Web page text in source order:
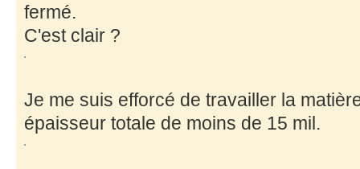
fermé.
C'est clair ?
Je me suis efforcé de travailler la
épaisseur totale de moins de 15 mil.